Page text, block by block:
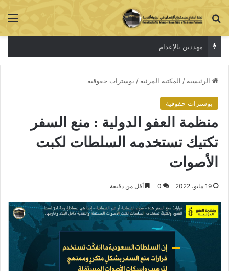
بحث عن
مهددين بالإعدام
الرئيسية / المكتبة المرئية / بوسترات حقوقية
بوسترات حقوقية
منظمة العفو الدولية : منع السفر
تكتيك تستخدمه السلطات لكبت
الأصوات
19 مايو، 2022 0 أقل من دقيقة